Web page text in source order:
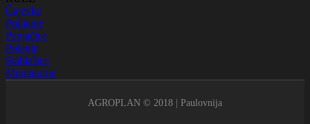
Čajevke
Polijante
Penjačice
Polegle
Stablašice
Minijaturne
AGROPLAN © 2018 | Paulovnija